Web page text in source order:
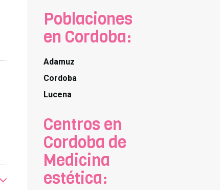
Poblaciones
en Cordoba:
Adamuz
Cordoba
Lucena
Centros en
Cordoba de
Medicina
estética: